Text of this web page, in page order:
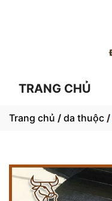
TRANG CHỦ
Trang chủ / da thuộc /